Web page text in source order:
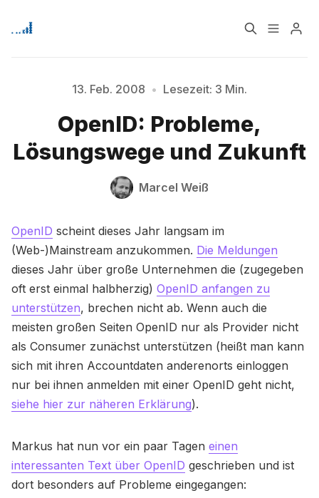
Bitte geben Sie mindestens 3 Zeichen ein
13. Feb. 2008 • Lesezeit: 3 Min.
OpenID: Probleme,
Lösungswege und Zukunft
Marcel Weiß
OpenID scheint dieses Jahr langsam im
(Web-)Mainstream anzukommen. Die Meldungen
dieses Jahr über große Unternehmen die (zugegeben
oft erst einmal halbherzig) OpenID anfangen zu
unterstützen, brechen nicht ab. Wenn auch die
meisten großen Seiten OpenID nur als Provider nicht
als Consumer zunächst unterstützen (heißt man kann
sich mit ihren Accountdaten anderenorts einloggen
nur bei ihnen anmelden mit einer OpenID geht nicht,
siehe hier zur näheren Erklärung).
Markus hat nun vor ein paar Tagen einen
interessanten Text über OpenID geschrieben und ist
dort besonders auf Probleme eingegangen: